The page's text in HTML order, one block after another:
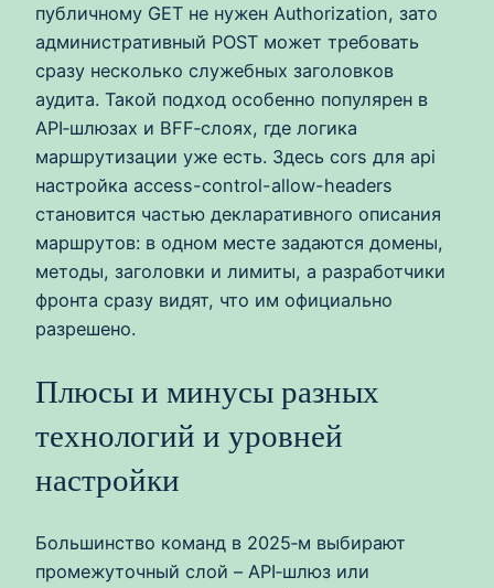
публичному GET не нужен Authorization, зато
административный POST может требовать
сразу несколько служебных заголовков
аудита. Такой подход особенно популярен в
API‑шлюзах и BFF‑слоях, где логика
маршрутизации уже есть. Здесь cors для api
настройка access-control-allow-headers
становится частью декларативного описания
маршрутов: в одном месте задаются домены,
методы, заголовки и лимиты, а разработчики
фронта сразу видят, что им официально
разрешено.
Плюсы и минусы разных
технологий и уровней
настройки
Большинство команд в 2025‑м выбирают
промежуточный слой – API‑шлюз или